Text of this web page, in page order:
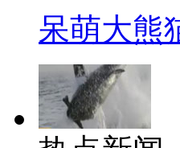
呆萌大熊